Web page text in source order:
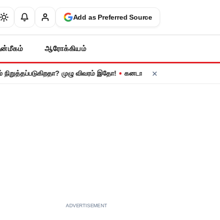
Add as Preferred Source
ஆரோக்கியம்
முழு விவரம் இதோ! • கனடா பொருட்களுக்கு 50% இறக்குமதி
ADVERTISEMENT